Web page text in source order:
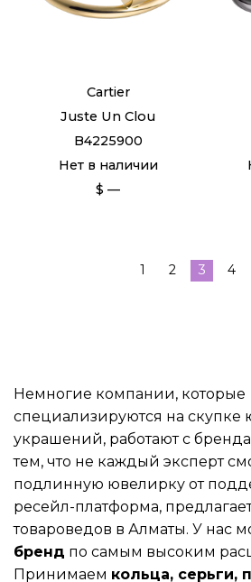
Cartier
Juste Un Clou
B4225900
Нет в наличии
$ —
1 2 3 4
Немногие компании, которые
специализируются на скупке
украшений, работают с
тем, что не каждый эксперт
подлинную ювелирку от
ресейл-платформа,
товароведов в Алматы. У нас
бренд по самым высоким
Принимаем кольца, серьги,